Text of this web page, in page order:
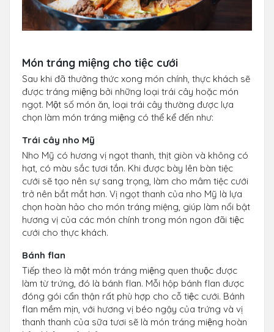
Món tráng miệng cho tiệc cưới
Sau khi đã thưởng thức xong món chính, thực khách sẽ
được tráng miệng bởi những loại trái cây hoặc món
ngọt. Một số món ăn, loại trái cây thường được lựa
chọn làm món tráng miệng có thể kể đến như:
Trái cây nho Mỹ
Nho Mỹ có hương vị ngọt thanh, thịt giòn và không có
hạt, có màu sắc tươi tắn. Khi được bày lên bàn tiệc
cưới sẽ tạo nên sự sang trọng, làm cho mâm tiệc cưới
trở nên bắt mắt hơn. Vị ngọt thanh của nho Mỹ là lựa
chọn hoàn hảo cho món tráng miệng, giúp làm nổi bật
hương vị của các món chính trong món ngon đãi tiệc
cưới cho thực khách.
Bánh flan
Tiếp theo là một món tráng miệng quen thuộc được
làm từ trứng, đó là bánh flan. Mỗi hộp bánh flan được
đóng gói cẩn thận rất phù hợp cho cỗ tiệc cưới. Bánh
flan mềm mịn, với hương vị béo ngậy của trứng và vị
thanh thanh của sữa tươi sẽ là món tráng miệng hoàn